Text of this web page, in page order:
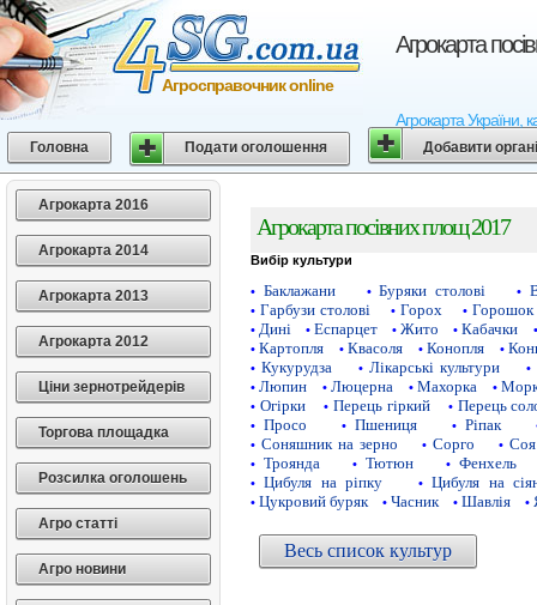
Агрокарта
Агрокарта України,
Агросправочник online
Головна Подати оголошення Добавити
Агрокарта 2016
Агрокарта 2014
Агрокарта 2013
Агрокарта 2012
Ціни зернотрейдерів
Торгова площадка
Розсилка оголошень
Агро статті
Агро новини
Агрокарта посівних площ 2017
Вибір культури
• Баклажани • Буряки столові •
• Гарбузи столові • Горох • Горошок
• Дині • Еспарцет • Жито • Кабачки
•
• Картопля • Квасоля • Конопля •
• Кукурудза • Лікарські культури
•
• Люпин • Люцерна • Махорка •
• Огірки • Перець гіркий • Перець
• Просо • Пшениця • Ріпак
• Соняшник на зерно • Сорго • Соя
• Троянда • Тютюн • Фенхель
• Цибуля на ріпку • Цибуля на
• Цукровий буряк • Часник • Шавлія •
Весь список культур